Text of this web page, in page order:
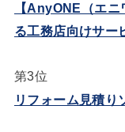
【AnyONE（エ
る工務店向けサー
第3位
リフォーム見積り